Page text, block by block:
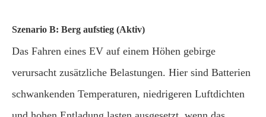
Szenario B: Berg aufstieg (Aktiv)
Das Fahren eines EV auf einem Höhen gebirge
verursacht zusätzliche Belastungen. Hier sind Batterien
schwankenden Temperaturen, niedrigeren Luftdichten